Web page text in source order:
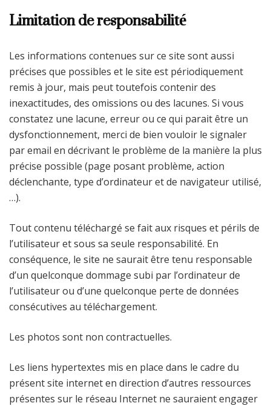
Limitation de responsabilité
Les informations contenues sur ce site sont aussi
précises que possibles et le site est périodiquement
remis à jour, mais peut toutefois contenir des
inexactitudes, des omissions ou des lacunes. Si vous
constatez une lacune, erreur ou ce qui parait être un
dysfonctionnement, merci de bien vouloir le signaler
par email en décrivant le problème de la manière la plus
précise possible (page posant problème, action
déclenchante, type d’ordinateur et de navigateur utilisé,
…).
Tout contenu téléchargé se fait aux risques et périls de
l’utilisateur et sous sa seule responsabilité. En
conséquence, le site ne saurait être tenu responsable
d’un quelconque dommage subi par l’ordinateur de
l’utilisateur ou d’une quelconque perte de données
consécutives au téléchargement.
Les photos sont non contractuelles.
Les liens hypertextes mis en place dans le cadre du
présent site internet en direction d’autres ressources
présentes sur le réseau Internet ne sauraient engager